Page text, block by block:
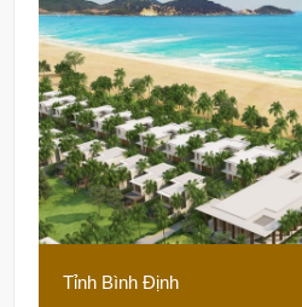
Tỉnh Bình Định